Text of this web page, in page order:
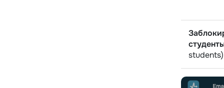
students)